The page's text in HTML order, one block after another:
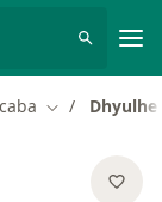
Mudar deDhyulhe